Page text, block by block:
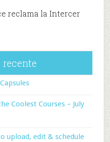
reclama la Intercer
Coolest Courses – July
upload, edit & schedule